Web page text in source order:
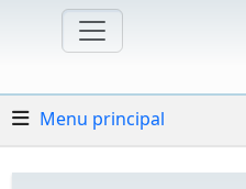
Menu principal